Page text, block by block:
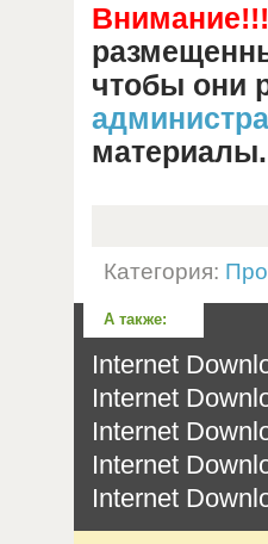
Внимание!!!
чтобы они
материалы.
Категория:
А также:
Internet
Internet
Internet
Internet
Internet